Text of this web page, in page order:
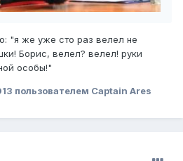
"я же уже сто раз велел не
Борис, велел? велел! руки
особы!"
пользователем Captain Ares